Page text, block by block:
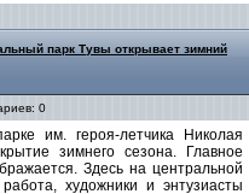
парк Тувы открывает зимний
0
им. героя-летчика Николая
зимнего сезона. Главное
Здесь на центральной
художники и энтузиасты